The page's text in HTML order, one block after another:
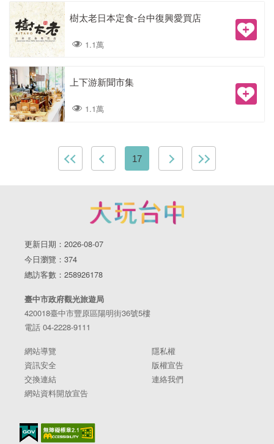
樹太老日本定食-台中復興愛買店
1.1萬
上下游新聞市集
1.1萬
17
更新日期：2026-08-07
今日瀏覽：374
總訪客數：258926178
臺中市政府觀光旅遊局
420018臺中市豐原區陽明街36號5樓
電話 04-2228-9111
網站導覽
隱私權
資訊安全
版權宣告
交換連結
連絡我們
網站資料開放宣告